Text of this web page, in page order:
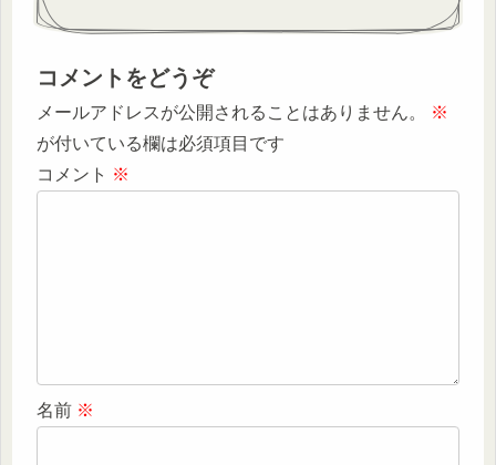
コメントをどうぞ
メールアドレスが公開されることはありません。
※
が付いている欄は必須項目です
コメント ※
名前 ※